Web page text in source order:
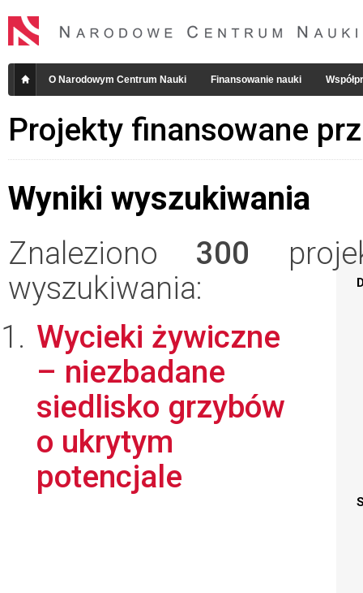
O Narodowym Centrum Nauki Finansowanie nauki
Projekty finansowane
Wyniki wyszukiwania
Znaleziono 300
wyszukiwania:
Wycieki żywiczne
– niezbadane
siedlisko grzybów
o ukrytym
potencjale